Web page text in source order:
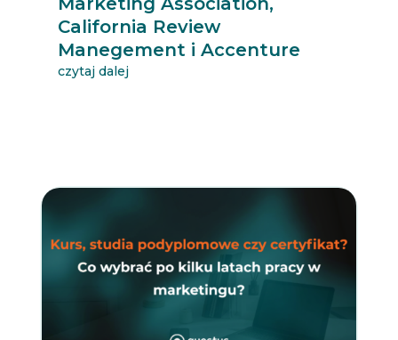
California Review
Manegement i Accenture
czytaj dalej